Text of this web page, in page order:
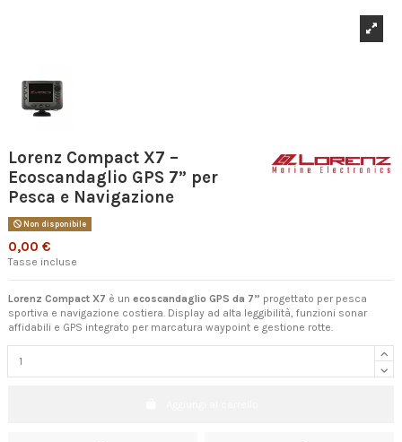
Lorenz Compact X7 –
Ecoscandaglio GPS 7” per
Pesca e Navigazione
Non disponibile
0,00 €
Tasse incluse
Lorenz Compact X7 è un ecoscandaglio GPS da 7” progettato per pesca
sportiva e navigazione costiera. Display ad alta leggibilità, funzioni sonar
affidabili e GPS integrato per marcatura waypoint e gestione rotte.